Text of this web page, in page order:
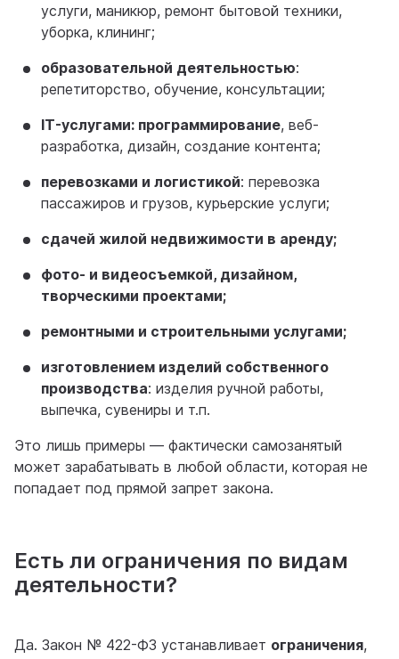
услуги, маникюр, ремонт бытовой техники,
уборка, клининг;
образовательной деятельностью:
репетиторство, обучение, консультации;
IT-услугами: программирование, веб-
разработка, дизайн, создание контента;
перевозками и логистикой: перевозка
пассажиров и грузов, курьерские услуги;
сдачей жилой недвижимости в аренду;
фото- и видеосъемкой, дизайном,
творческими проектами;
ремонтными и строительными услугами;
изготовлением изделий собственного
производства: изделия ручной работы,
выпечка, сувениры и т.п.
Это лишь примеры — фактически самозанятый
может зарабатывать в любой области, которая не
попадает под прямой запрет закона.
Есть ли ограничения по видам
деятельности?
Да. Закон № 422-ФЗ устанавливает ограничения,